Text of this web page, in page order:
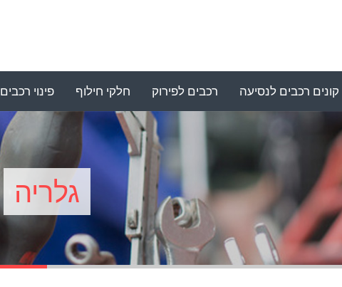
קונים רכבים לנסיעה רכבים לפירוק חלקי חילוף פינוי רכבים
גלריה